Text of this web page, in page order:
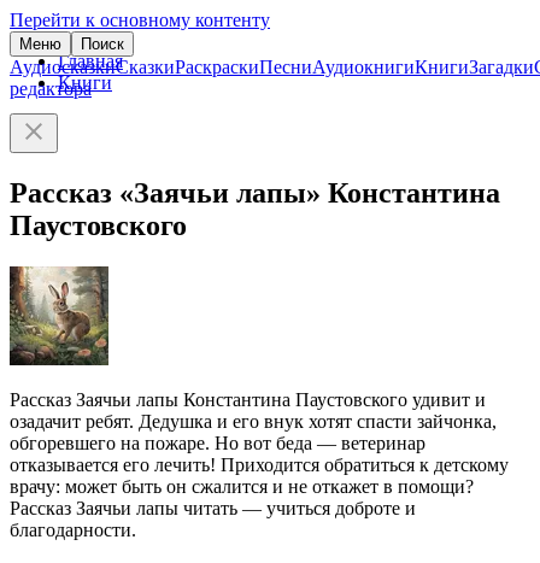
Перейти к основному контенту
Меню Поиск
АудиосказкиСказкиРаскраскиПесниАудиокнигиКнигиЗагадки
редактора
Главная
Книги
Рассказ «Заячьи лапы» Константина
Паустовского
Рассказ Заячьи лапы Константина Паустовского удивит и
озадачит ребят. Дедушка и его внук хотят спасти зайчонка,
обгоревшего на пожаре. Но вот беда — ветеринар
отказывается его лечить! Приходится обратиться к детскому
врачу: может быть он сжалится и не откажет в помощи?
Рассказ Заячьи лапы читать — учиться доброте и
благодарности.